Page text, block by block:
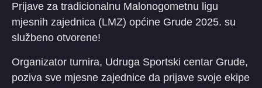
Prijave za tradicionalnu Malonogometnu ligu
mjesnih zajednica (LMZ) općine Grude 2025. su
službeno otvorene!
Organizator turnira, Udruga Sportski centar Grude,
poziva sve mjesne zajednice da prijave svoje ekipe